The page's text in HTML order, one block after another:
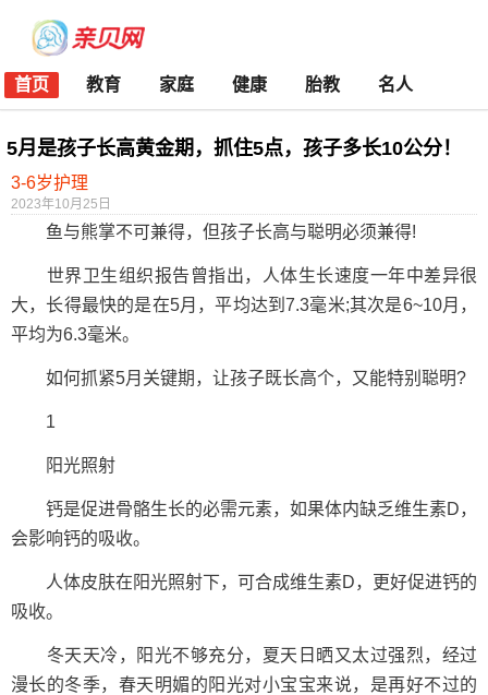
首页 教育 家庭 健康 胎教 名人
5月是孩子长高黄金期，抓住5点，孩子多长10公分！
3-6岁护理
2023年10月25日
鱼与熊掌不可兼得，但孩子长高与聪明必须兼得!
世界卫生组织报告曾指出，人体生长速度一年中差异很
大，长得最快的是在5月，平均达到7.3毫米;其次是6~10月，
平均为6.3毫米。
如何抓紧5月关键期，让孩子既长高个，又能特别聪明?
1
阳光照射
钙是促进骨骼生长的必需元素，如果体内缺乏维生素D，
会影响钙的吸收。
人体皮肤在阳光照射下，可合成维生素D，更好促进钙的
吸收。
冬天天冷，阳光不够充分，夏天日晒又太过强烈，经过
漫长的冬季，春天明媚的阳光对小宝宝来说，是再好不过的